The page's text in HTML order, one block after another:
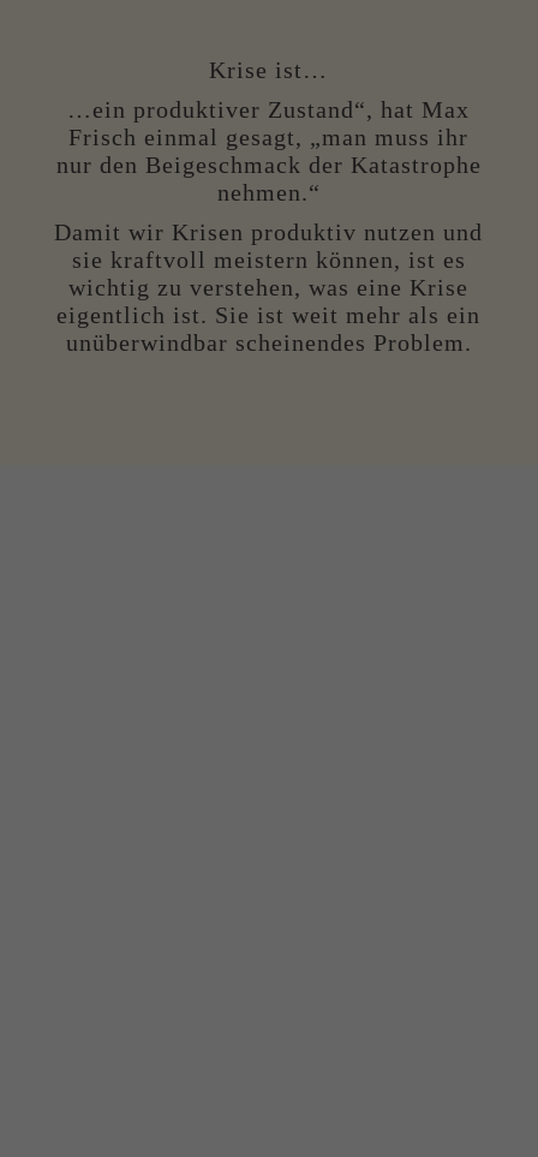
Krise ist…
…ein produktiver Zustand“, hat Max
Frisch einmal gesagt, „man muss ihr
nur den Beigeschmack der Katastrophe
nehmen.“
Damit wir Krisen produktiv nutzen und
sie kraftvoll meistern können, ist es
wichtig zu verstehen, was eine Krise
eigentlich ist. Sie ist weit mehr als ein
unüberwindbar scheinendes Problem.